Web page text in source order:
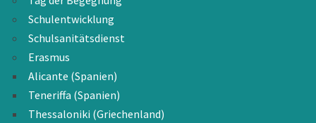
Schulentwicklung
Schulsanitätsdienst
Erasmus
Alicante (Spanien)
Teneriffa (Spanien)
Thessaloniki (Griechenland)